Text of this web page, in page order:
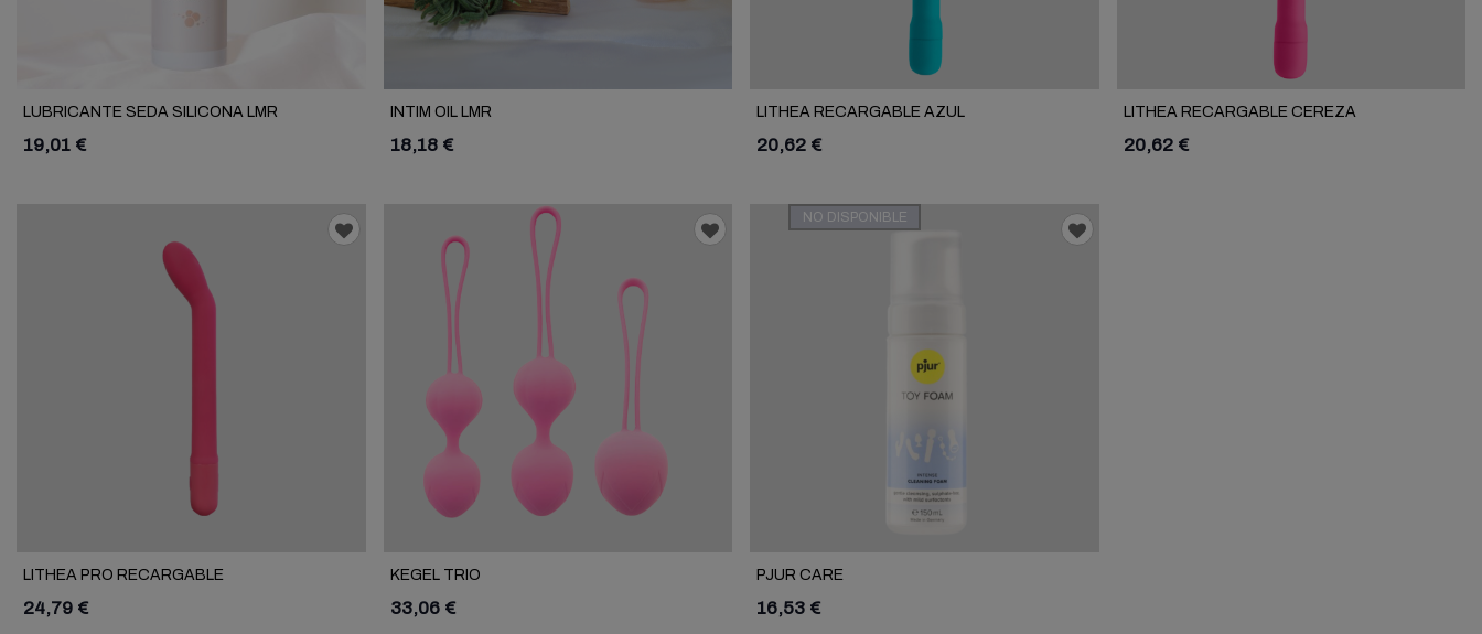
LUBRICANTE SEDA SILICONA LMR
19,01 €
INTIM OIL LMR
18,18 €
LITHEA RECARGABLE AZUL
20,62 €
LITHEA RECARGABLE CEREZA
20,62 €
LITHEA PRO RECARGABLE
24,79 €
KEGEL TRIO
33,06 €
NO DISPONIBLE
PJUR CARE
16,53 €